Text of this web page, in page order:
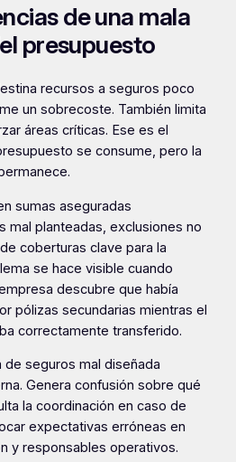
de una mala
presupuesto
recursos a seguros poco
un sobrecoste. También limita
áreas críticas. Ese es el
se consume, pero la
sumas aseguradas
mal planteadas, exclusiones no
coberturas clave para la
se hace visible cuando
descubre que había
pólizas secundarias mientras el
correctamente transferido.
de seguros mal diseñada
Genera confusión sobre qué
la coordinación en caso de
expectativas erróneas en
y responsables operativos.